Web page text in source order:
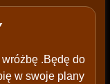
.Będę do
w swoje plany